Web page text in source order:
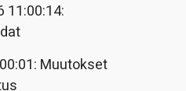
11:00:14:
Muutokset